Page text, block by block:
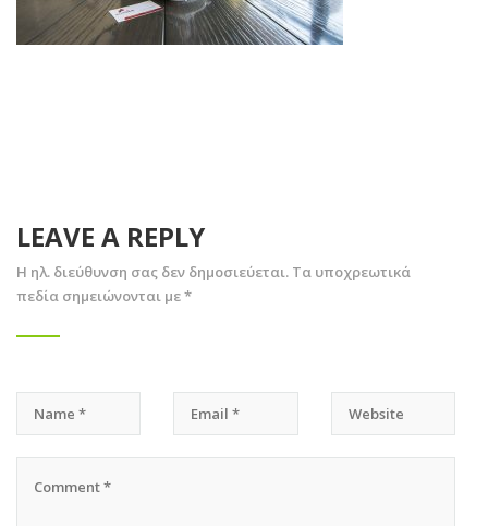
LEAVE A REPLY
Η ηλ. διεύθυνση σας δεν δημοσιεύεται. Τα υποχρεωτικά
πεδία σημειώνονται με*